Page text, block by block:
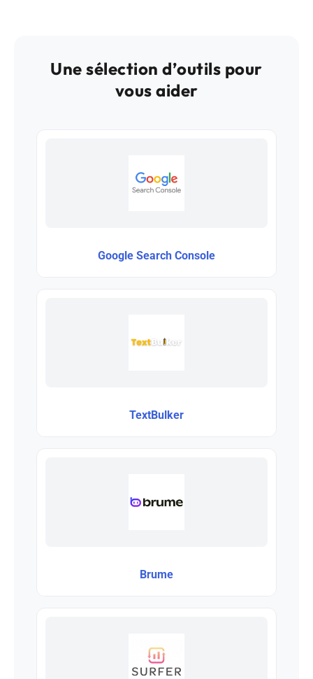
Une sélection d’outils pour
vous aider
Google Search Console
TextBulker
Brume